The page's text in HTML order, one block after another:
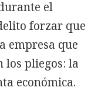
el
forzar que
empresa que
los pliegos: la
económica.